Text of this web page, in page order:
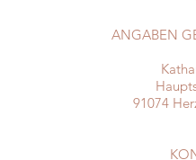
ANGABEN
91074